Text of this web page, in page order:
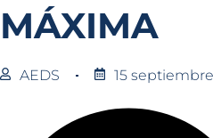
MÁXIMA
AEDS 15